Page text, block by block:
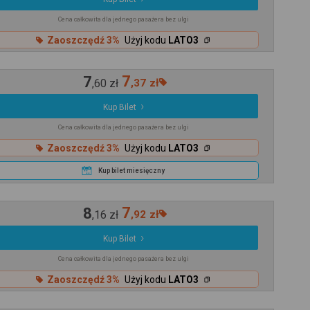
Cena całkowita dla jednego pasażera bez ulgi
Zaoszczędź 3% Użyj kodu LATO3
7,60 zł 7,37 zł
Kup Bilet
Cena całkowita dla jednego pasażera bez ulgi
Zaoszczędź 3% Użyj kodu LATO3
Kup bilet miesięczny
8,16 zł 7,92 zł
Kup Bilet
Cena całkowita dla jednego pasażera bez ulgi
Zaoszczędź 3% Użyj kodu LATO3